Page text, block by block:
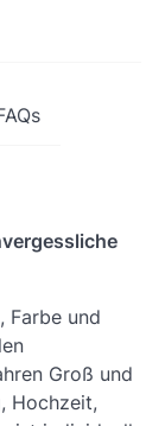
Farbe und
Groß und
Hochzeit,